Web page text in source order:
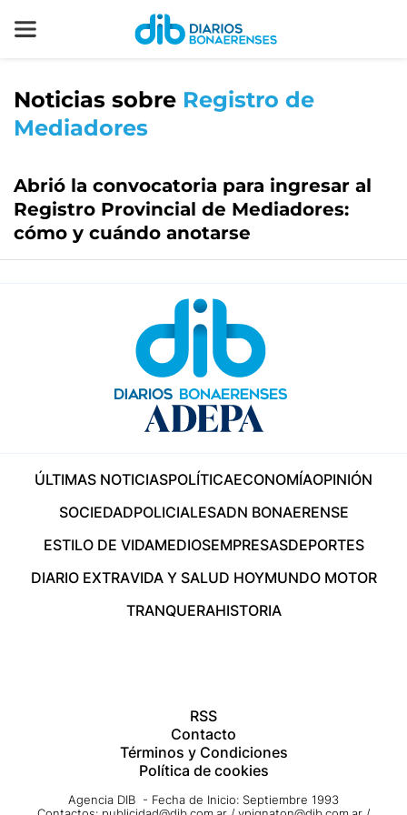
Noticias sobre Registro de
Mediadores
Abrió la convocatoria para ingresar al
Registro Provincial de Mediadores:
cómo y cuándo anotarse
ÚLTIMAS NOTICIASPOLÍTICAECONOMÍAOPINIÓN
SOCIEDADPOLICIALESADN BONAERENSE
ESTILO DE VIDAMEDIOSEMPRESASDEPORTES
DIARIO EXTRAVIDA Y SALUD HOYMUNDO MOTOR
TRANQUERAHISTORIA
RSS
Contacto
Términos y Condiciones
Política de cookies
Agencia DIB - Fecha de Inicio: Septiembre 1993